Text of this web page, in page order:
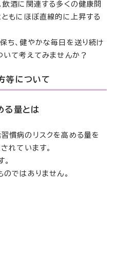
飲酒に関連する多くの健康問
もにほぼ直線的に上昇する
ち、健やかな毎日を送り続け
いて考えてみませんか？
等について
る量とは
慣病のリスクを高める量を
れています。
ではありません。